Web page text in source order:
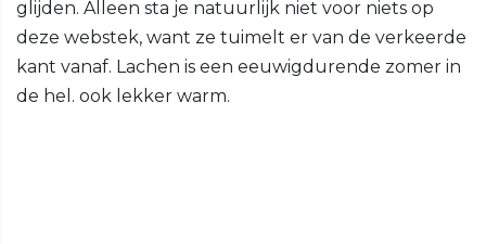
glijden. Alleen sta je natuurlijk niet voor niets op
deze webstek, want ze tuimelt er van de verkeerde
kant vanaf. Lachen is een eeuwigdurende zomer in
de hel. ook lekker warm.